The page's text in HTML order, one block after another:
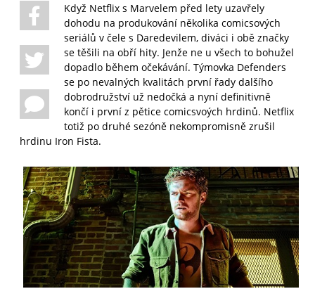
Když Netflix s Marvelem před lety uzavřely
dohodu na produkování několika comicsových
seriálů v čele s Daredevilem, diváci i obě značky
se těšili na obří hity. Jenže ne u všech to bohužel
dopadlo během očekávání. Týmovka Defenders
se po nevalných kvalitách první řady dalšího
dobrodružství už nedočká a nyní definitivně
končí i první z pětice comicsvoých hrdinů. Netflix
totiž po druhé sezóně nekompromisně zrušil
hrdinu Iron Fista.